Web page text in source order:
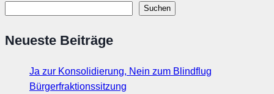
Suchen
Neueste Beiträge
Ja zur Konsolidierung, Nein zum Blindflug
Bürgerfraktionssitzung